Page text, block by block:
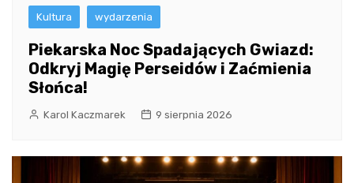
Kultura wydarzenia
Piekarska Noc Spadających Gwiazd:
Odkryj Magię Perseidów i Zaćmienia
Słońca!
Karol Kaczmarek 9 sierpnia 2026